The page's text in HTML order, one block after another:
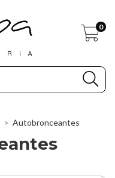
0
> Autobronceantes